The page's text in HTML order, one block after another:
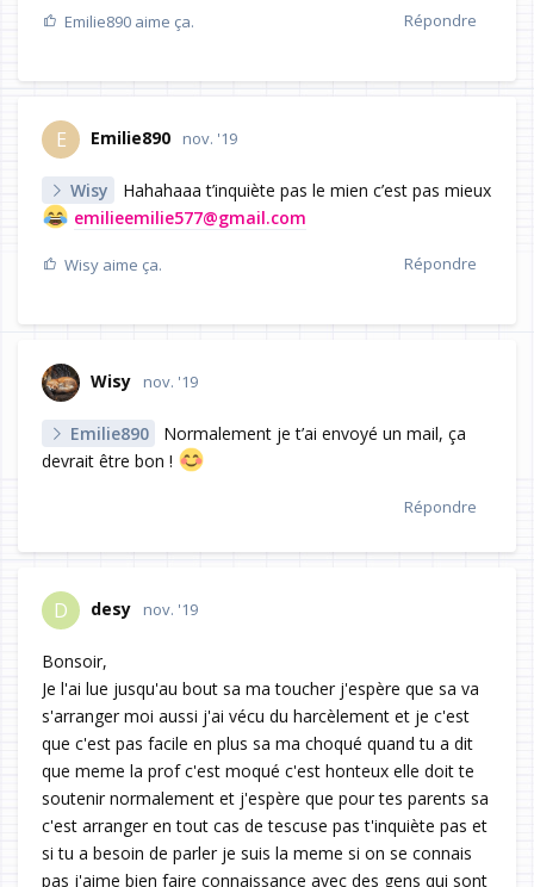
Répondre
Emilie890 aime ça.
E Emilie890 nov. '19
Wisy
Hahahaaa t’inquiète pas le mien c’est pas mieux
emilieemilie577@gmail.com
Répondre
Wisy aime ça.
Wisy nov. '19
Emilie890
Normalement je t’ai envoyé un mail, ça
devrait être bon !
Répondre
D desy nov. '19
Bonsoir,
Je l'ai lue jusqu'au bout sa ma toucher j'espère que sa va
s'arranger moi aussi j'ai vécu du harcèlement et je c'est
que c'est pas facile en plus sa ma choqué quand tu a dit
que meme la prof c'est moqué c'est honteux elle doit te
soutenir normalement et j'espère que pour tes parents sa
c'est arranger en tout cas de tescuse pas t'inquiète pas et
si tu a besoin de parler je suis la meme si on se connais
pas j'aime bien faire connaissance avec des gens qui sont